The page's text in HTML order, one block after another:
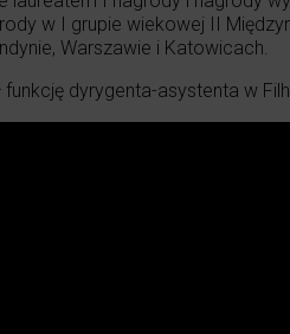
w I grupie wiekowej II
Warszawie i Katowicach.
dyrygenta-asystenta w